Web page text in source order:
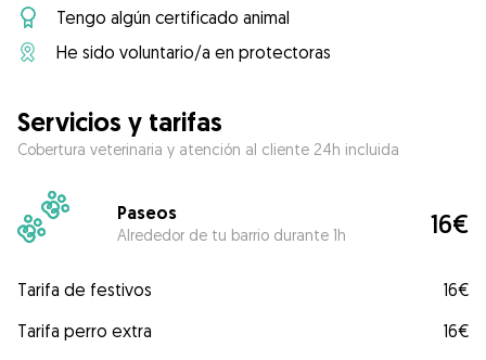
Tengo algún certificado animal
He sido voluntario/a en protectoras
Servicios y tarifas
Cobertura veterinaria y atención al cliente 24h incluida
Paseos
Alrededor de tu barrio durante 1h 16€
Tarifa de festivos
16€
Tarifa perro extra
16€